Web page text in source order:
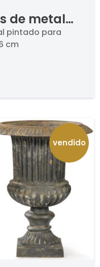
de metal
pintado para
cm
vendido